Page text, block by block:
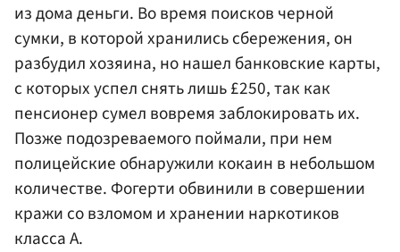
из дома деньги. Во время поисков черной
сумки, в которой хранились сбережения, он
разбудил хозяина, но нашел банковские карты,
с которых успел снять лишь £250, так как
пенсионер сумел вовремя заблокировать их.
Позже подозреваемого поймали, при нем
полицейские обнаружили кокаин в небольшом
количестве. Фогерти обвинили в совершении
кражи со взломом и хранении наркотиков
класса А.